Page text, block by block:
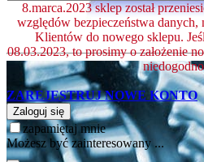
8.marca.2023 sklep został
względów bezpieczeństwa danych,
Klientów do nowego sklepu.
08.03.2023, to prosimy o założenie
ZAREJESTRUJ NOWE KONTO
Zaloguj się
zapamiętaj mnie
Możesz być zainteresowany ...